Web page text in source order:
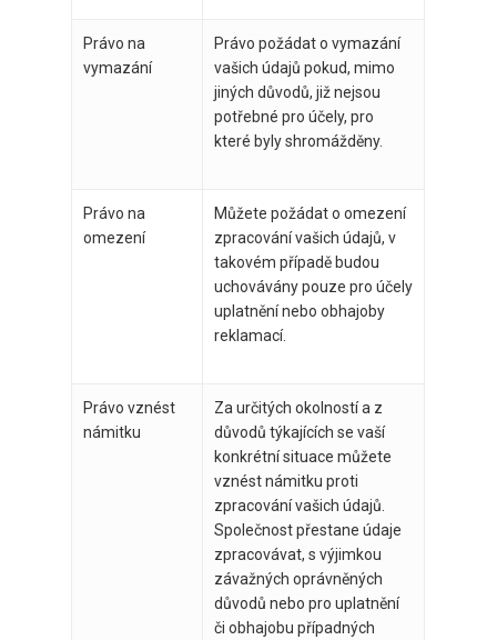
Právo na
vymazání
Právo požádat o vymazání
vašich údajů pokud, mimo
jiných důvodů, již nejsou
potřebné pro účely, pro
které byly shromážděny.
Právo na
omezení
Můžete požádat o omezení
zpracování vašich údajů, v
takovém případě budou
uchovávány pouze pro účely
uplatnění nebo obhajoby
reklamací.
Právo vznést
námitku
Za určitých okolností a z
důvodů týkajících se vaší
konkrétní situace můžete
vznést námitku proti
zpracování vašich údajů.
Společnost přestane údaje
zpracovávat, s výjimkou
závažných oprávněných
důvodů nebo pro uplatnění
či obhajobu případných